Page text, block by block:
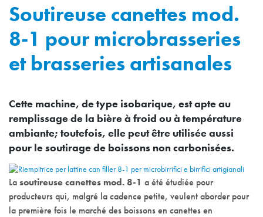
Soutireuse canettes mod.
8-1 pour microbrasseries
et brasseries artisanales
Cette machine, de type isobarique, est apte au
remplissage de la bière à froid ou à température
ambiante; toutefois, elle peut être utilisée aussi
pour le soutirage de boissons non carbonisées.
Lasoutireuse canettes mod. 8-1 a été étudiée pour
producteurs qui, malgré la cadence petite, veulent aborder pour
la première fois le marché des boissons en canettes en